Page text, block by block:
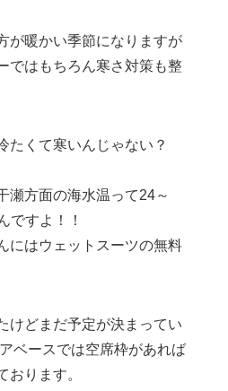
が暖かい季節になりますが
ではもちろん寒さ対策も整
たくて寒いんじゃない？
瀬方面の海水温って24～
ですよ！！
にはウェットスーツの無料
けどまだ予定が決まってい
ベースでは空席枠があれば
おります。